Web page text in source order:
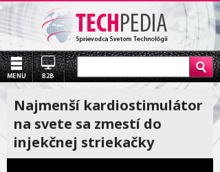
Najmenší kardiostimulátor
na svete sa zmestí do
injekčnej striekačky